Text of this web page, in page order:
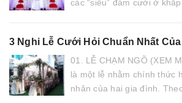
các “siêu” đám cưới ở
3 Nghi Lễ Cưới Hỏi Chuẩn Nhất
01. LỄ CHẠM NGÕ (XEM
là một lễ nhằm chính thức
nhân của hai gia đình.